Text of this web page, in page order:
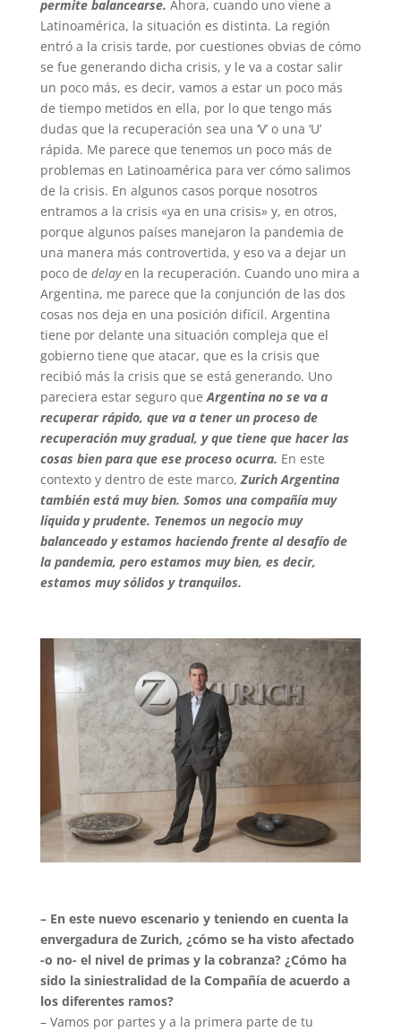
permite balancearse. Ahora, cuando uno viene a
Latinoamérica, la situación es distinta. La región
entró a la crisis tarde, por cuestiones obvias de cómo
se fue generando dicha crisis, y le va a costar salir
un poco más, es decir, vamos a estar un poco más
de tiempo metidos en ella, por lo que tengo más
dudas que la recuperación sea una ‘V’ o una ‘U’
rápida. Me parece que tenemos un poco más de
problemas en Latinoamérica para ver cómo salimos
de la crisis. En algunos casos porque nosotros
entramos a la crisis «ya en una crisis» y, en otros,
porque algunos países manejaron la pandemia de
una manera más controvertida, y eso va a dejar un
poco de delayen la recuperación. Cuando uno mira a
Argentina, me parece que la conjunción de las dos
cosas nos deja en una posición difícil. Argentina
tiene por delante una situación compleja que el
gobierno tiene que atacar, que es la crisis que
recibió más la crisis que se está generando. Uno
pareciera estar seguro que Argentina no se va a
recuperar rápido, que va a tener un proceso de
recuperación muy gradual, y que tiene que hacer las
cosas bien para que ese proceso ocurra. En este
contexto y dentro de este marco, Zurich Argentina
también está muy bien. Somos una compañía muy
líquida y prudente. Tenemos un negocio muy
balanceado y estamos haciendo frente al desafío de
la pandemia, pero estamos muy bien, es decir,
estamos muy sólidos y tranquilos.
– En este nuevo escenario y teniendo en cuenta la
envergadura de Zurich, ¿cómo se ha visto afectado
-o no- el nivel de primas y la cobranza? ¿Cómo ha
sido la siniestralidad de la Compañía de acuerdo a
los diferentes ramos?
– Vamos por partes y a la primera parte de tu